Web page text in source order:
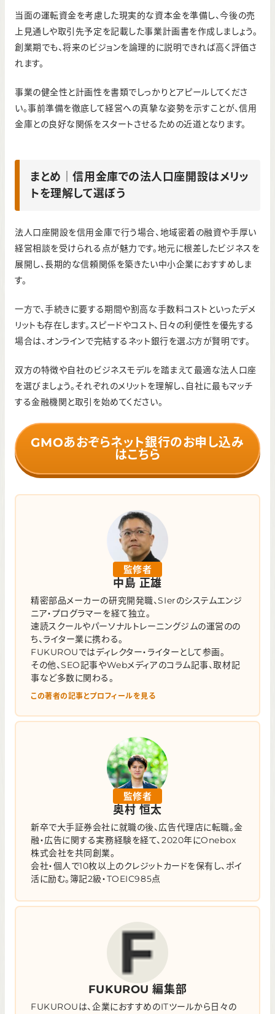
当面の運転資金を考慮した現実的な資本金を準備し、今後の売
上見通しや取引先予定を記載した事業計画書を作成しましょう。
創業期でも、将来のビジョンを論理的に説明できれば高く評価さ
れます。
事業の健全性と計画性を書類でしっかりとアピールしてくださ
い。事前準備を徹底して経営への真摯な姿勢を示すことが、信用
金庫との良好な関係をスタートさせるための近道となります。
まとめ｜信用金庫での法人口座開設はメリッ
トを理解して選ぼう
法人口座開設を信用金庫で行う場合、地域密着の融資や手厚い
経営相談を受けられる点が魅力です。地元に根差したビジネスを
展開し、長期的な信頼関係を築きたい中小企業におすすめしま
す。
一方で、手続きに要する期間や割高な手数料コストといったデメ
リットも存在します。スピードやコスト、日々の利便性を優先する
場合は、オンラインで完結するネット銀行を選ぶ方が賢明です。
双方の特徴や自社のビジネスモデルを踏まえて最適な法人口座
を選びましょう。それぞれのメリットを理解し、自社に最もマッチ
する金融機関と取引を始めてください。
GMOあおぞらネット銀行のお申し込み
はこちら
監修者
中島 正雄
精密部品メーカーの研究開発職、SIerのシステムエンジ
ニア・プログラマーを経て独立。
速読スクールやパーソナルトレーニングジムの運営のの
ち、ライター業に携わる。
FUKUROUではディレクター・ライターとして参画。
その他、SEO記事やWebメディアのコラム記事、取材記
事など多数に関わる。
この著者の記事とプロフィールを見る
監修者
奥村 恒太
新卒で大手証券会社に就職の後、広告代理店に転職。金
融・広告に関する実務経験を経て、2020年にOnebox
株式会社を共同創業。
会社・個人で10枚以上のクレジットカードを保有し、ポイ
活に励む。簿記2級・TOEIC985点
FUKUROU 編集部
FUKUROUは、企業におすすめのITツールから日々の